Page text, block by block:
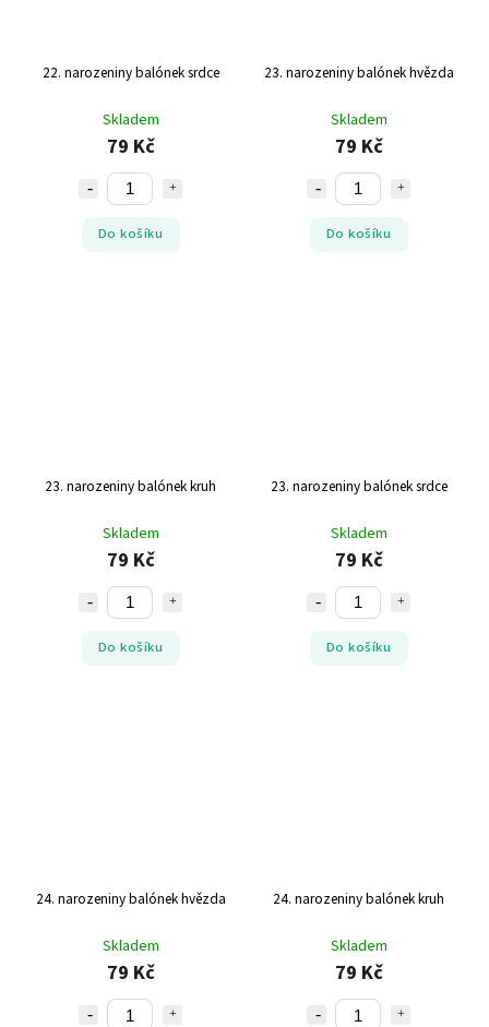
22. narozeniny balónek srdce
Skladem
79 Kč
Do košíku
23. narozeniny balónek hvězda
Skladem
79 Kč
Do košíku
23. narozeniny balónek kruh
Skladem
79 Kč
Do košíku
23. narozeniny balónek srdce
Skladem
79 Kč
Do košíku
24. narozeniny balónek hvězda
Skladem
79 Kč
24. narozeniny balónek kruh
Skladem
79 Kč